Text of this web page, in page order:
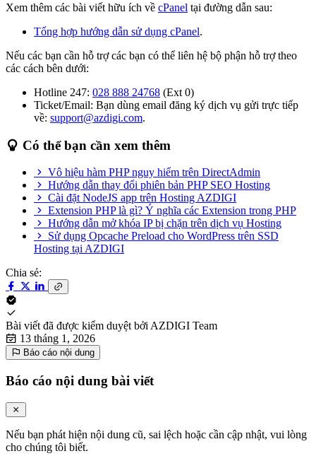
Xem thêm các bài viết hữu ích về cPanel tại đường dẫn sau:
Tổng hợp hướng dẫn sử dụng cPanel.
Nếu các bạn cần hỗ trợ các bạn có thể liên hệ bộ phận hỗ trợ theo
các cách bên dưới:
Hotline 247: 028 888 24768 (Ext 0)
Ticket/Email: Bạn dùng email đăng ký dịch vụ gửi trực tiếp
về: support@azdigi.com.
Có thể bạn cần xem thêm
Vô hiệu hàm PHP nguy hiểm trên DirectAdmin
Hướng dẫn thay đổi phiên bản PHP SEO Hosting
Cài đặt NodeJS app trên Hosting AZDIGI
Extension PHP là gì? Ý nghĩa các Extension trong PHP
Hướng dẫn mở khóa IP bị chặn trên dịch vụ Hosting
Sử dụng Opcache Preload cho WordPress trên SSD
Hosting tại AZDIGI
Chia sẻ:
Bài viết đã được kiểm duyệt bởi AZDIGI Team
13 tháng 1, 2026
Báo cáo nội dung
Báo cáo nội dung bài viết
Nếu bạn phát hiện nội dung cũ, sai lệch hoặc cần cập nhật, vui lòng
cho chúng tôi biết.